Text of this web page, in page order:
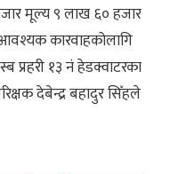
मूल्य ९ लाख ६० हजार
कारवाहकोलागि
प्रहरी १३ नं हेडक्वाटरका
देबेन्द्र बहादुर सिँहले